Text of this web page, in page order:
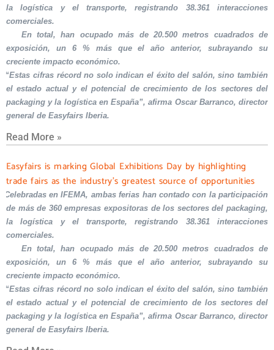
la logística y el transporte, registrando 38.361 interacciones
comerciales.
En total, han ocupado más de 20.500 metros cuadrados de
exposición, un 6 % más que el año anterior, subrayando su
creciente impacto económico.
“Estas cifras récord no solo indican el éxito del salón, sino también
el estado actual y el potencial de crecimiento de los sectores del
packaging y la logística en España”, afirma Oscar Barranco, director
general de Easyfairs Iberia.
Read More »
Easyfairs is marking Global Exhibitions Day by highlighting
trade fairs as the industry’s greatest source of opportunities
Celebradas en IFEMA, ambas ferias han contado con la participación
de más de 360 empresas expositoras de los sectores del packaging,
la logística y el transporte, registrando 38.361 interacciones
comerciales.
En total, han ocupado más de 20.500 metros cuadrados de
exposición, un 6 % más que el año anterior, subrayando su
creciente impacto económico.
“Estas cifras récord no solo indican el éxito del salón, sino también
el estado actual y el potencial de crecimiento de los sectores del
packaging y la logística en España”, afirma Oscar Barranco, director
general de Easyfairs Iberia.